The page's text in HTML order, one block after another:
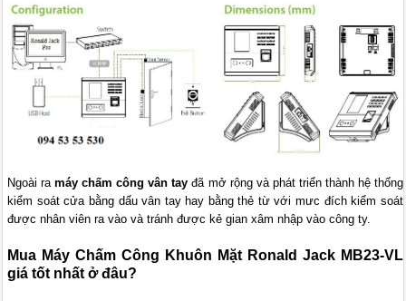
Ngoài ramáy chấm công vân tay đã mở rộng và phát triển thành hệ thống
kiểm soát cửa bằng dấu vân tay hay bằng thẻ từ với mưc đích kiểm soát
được nhân viên ra vào và tránh được kẻ gian xâm nhập vào công ty.
Mua Máy Chấm Công Khuôn Mặt Ronald Jack MB23-VL
giá tốt nhất ở đâu?